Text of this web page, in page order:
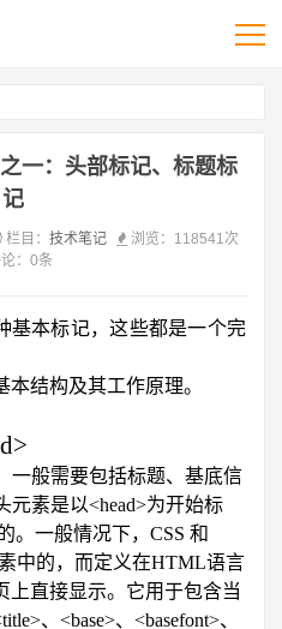
一：头部标记、标题标
记
栏目： 技术笔记
浏览：118541次
：0条
基本标记，这些都是一个完
结构及其工作原理。
一般需要包括标题、基底信
元素是以<head>为开始标
。一般情况下， CSS 和
中的，而定义在HTML语言
上直接显示。它用于包含当
、 <base>、 <basefont>、